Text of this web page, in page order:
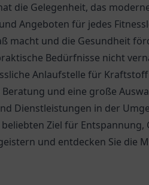
die Gelegenheit, das
Angeboten für jedes
macht und die Gesundheit
Bedürfnisse nicht
Anlaufstelle für
und eine große
Dienstleistungen in der
Ziel für Entspannung,
und entdecken Sie die